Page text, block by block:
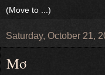
Saturday, October 21,
Mơ